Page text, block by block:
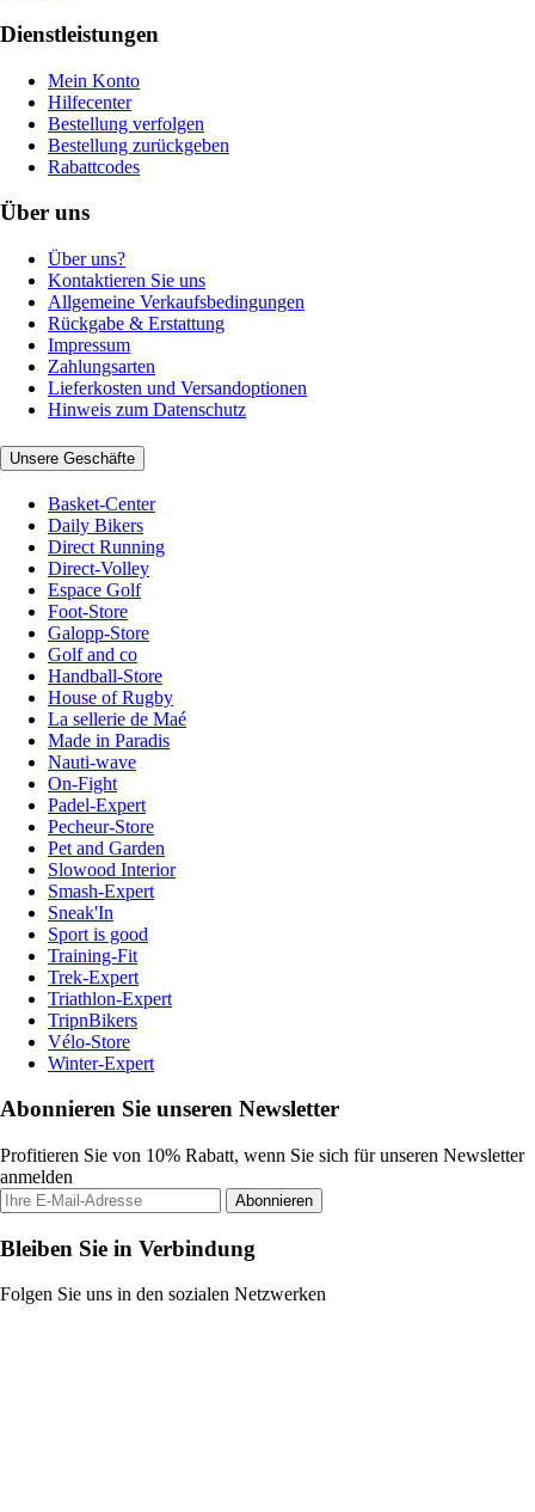
Dienstleistungen
Mein Konto
Hilfecenter
Bestellung verfolgen
Bestellung zurückgeben
Rabattcodes
Über uns
Über uns?
Kontaktieren Sie uns
Allgemeine Verkaufsbedingungen
Rückgabe & Erstattung
Impressum
Zahlungsarten
Lieferkosten und Versandoptionen
Hinweis zum Datenschutz
Unsere Geschäfte
Basket-Center
Daily Bikers
Direct Running
Direct-Volley
Espace Golf
Foot-Store
Galopp-Store
Golf and co
Handball-Store
House of Rugby
La sellerie de Maé
Made in Paradis
Nauti-wave
On-Fight
Padel-Expert
Pecheur-Store
Pet and Garden
Slowood Interior
Smash-Expert
Sneak'In
Sport is good
Training-Fit
Trek-Expert
Triathlon-Expert
TripnBikers
Vélo-Store
Winter-Expert
Abonnieren Sie unseren Newsletter
Profitieren Sie von 10% Rabatt, wenn Sie sich für unseren Newsletter
anmelden
Abonnieren
Bleiben Sie in Verbindung
Folgen Sie uns in den sozialen Netzwerken